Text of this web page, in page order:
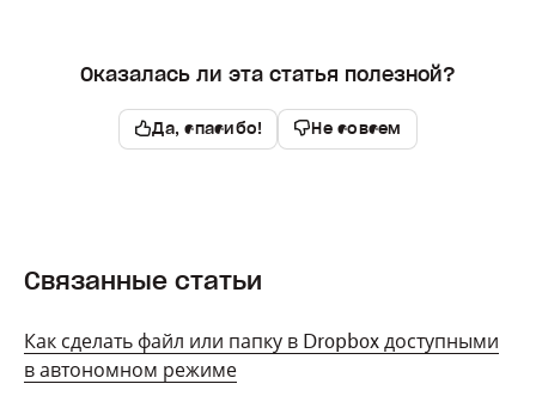
Оказалась ли эта статья полезной?
Да, спасибо! Не совсем
Связанные статьи
Как сделать файл или папку в Dropbox доступными
в автономном режиме